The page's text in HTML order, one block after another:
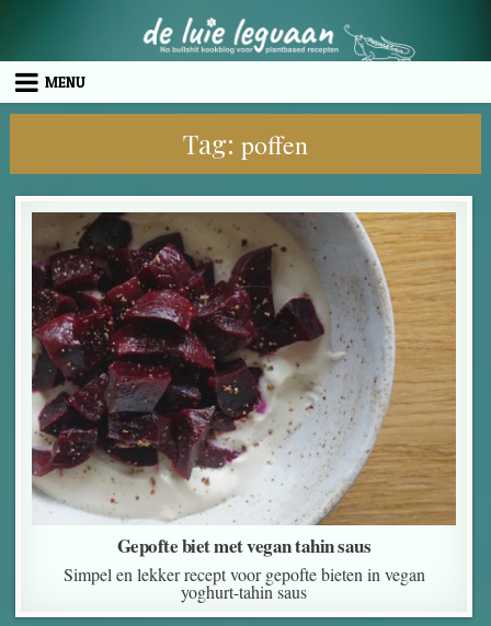
MENU
Tag: poffen
Gepofte biet met vegan tahin saus
Simpel en lekker recept voor gepofte bieten in vegan
yoghurt-tahin saus